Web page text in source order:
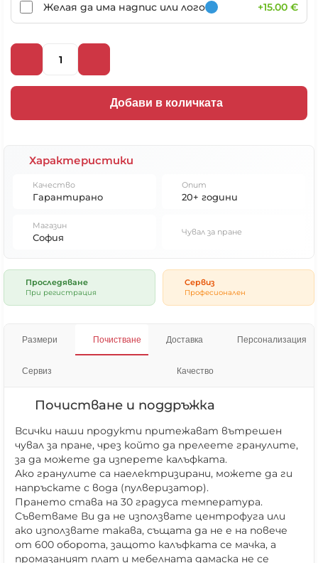
Желая да има надпис или лого +15.00 €
Добави в количката
Характеристики
Качество
Гарантирано
Опит
20+ години
Магазин
София Чувал за пране
Проследяване
При регистрация
Сервиз
Професионален
Размери Почистване Доставка Персонализация
Сервиз Качество
Почистване и поддръжка
Всички наши продукти притежават вътрешен
чувал за пране, чрез който да прелеете гранулите,
за да можете да изперете калъфката.
Ако гранулите са наелектризирани, можете да ги
напръскате с вода (пулверизатор).
Прането става на 30 градуса температура.
Съветваме Ви да не използвате центрофуга или
ако използвате такава, същата да не е на повече
от 600 оборота, защото калъфката се мачка, а
промазаният плат и мебелната дамаска не се